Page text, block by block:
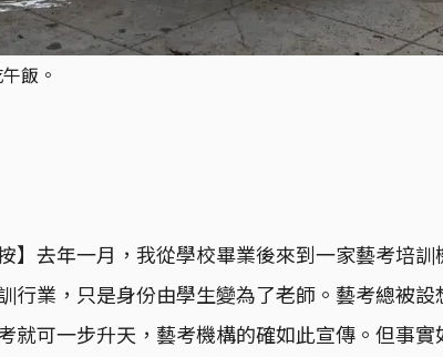
飯。
按】去年一月，我從學校畢業後來到一家藝考培
行業，只是身份由學生變為了老師。藝考總被
就可一步升天，藝考機構的確如此宣傳。但事